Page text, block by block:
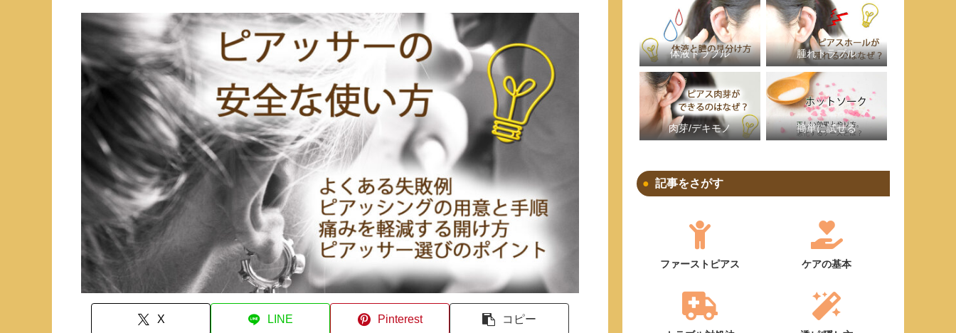
X LINE Pinterest コピー
体液トラブル 腫れトラブル
肉芽/デキモノ 簡単に試せる
記事をさがす
ファーストピアス ケアの基本